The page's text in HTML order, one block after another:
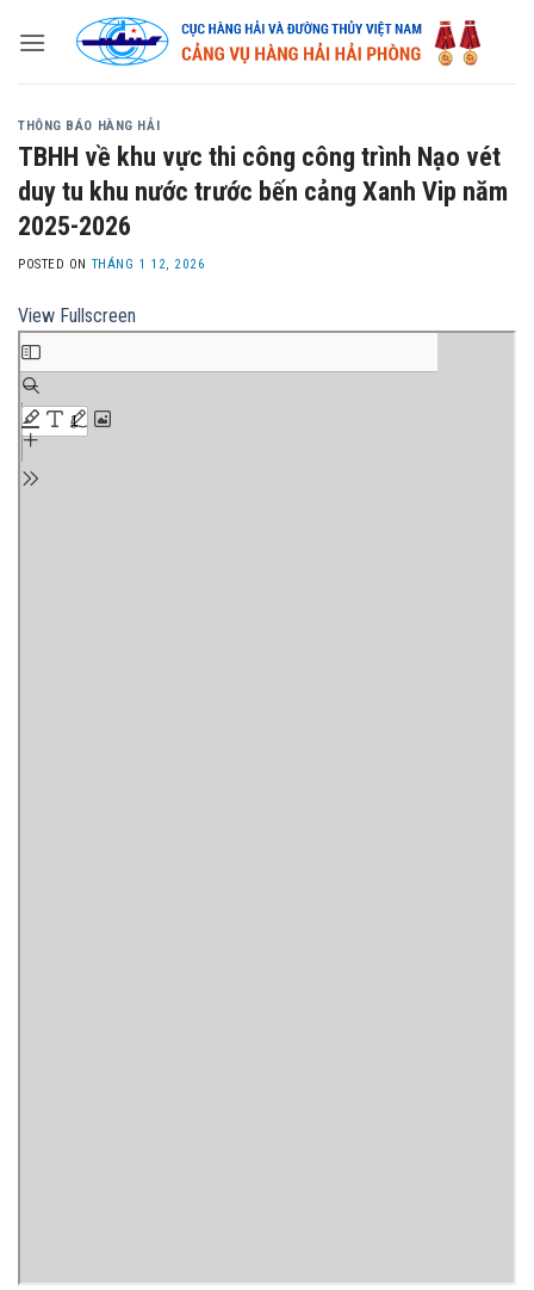
THÔNG BÁO HÀNG HẢI
TBHH về khu vực thi công công trình Nạo vét
duy tu khu nước trước bến cảng Xanh Vip năm
2025-2026
POSTED ON THÁNG 1 12, 2026
View Fullscreen
Skip
to
PDF
content